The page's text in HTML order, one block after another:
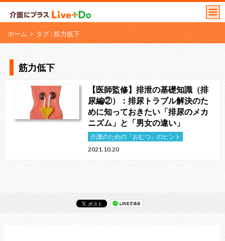
ホーム タグ : 筋力低下
筋力低下
【医師監修】排泄の基礎知識（排
尿編②）：排尿トラブル解決のた
めに知っておきたい「排尿のメカ
ニズム」と「男女の違い」
介護のための「おむつ」のヒント
2021.10.20